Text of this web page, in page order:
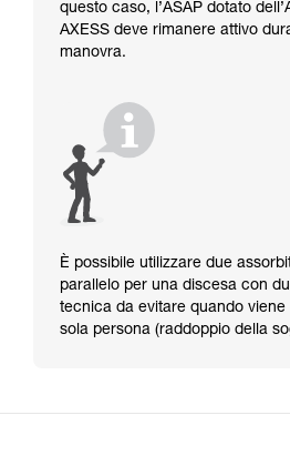
questo caso, l’ASAP dotato
AXESS deve rimanere attivo
manovra.
È possibile utilizzare due
parallelo per una discesa con
tecnica da evitare quando viene
sola persona (raddoppio della